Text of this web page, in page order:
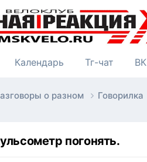
Календарь Тг-чат ВК
о разном Говорилка
погонять.